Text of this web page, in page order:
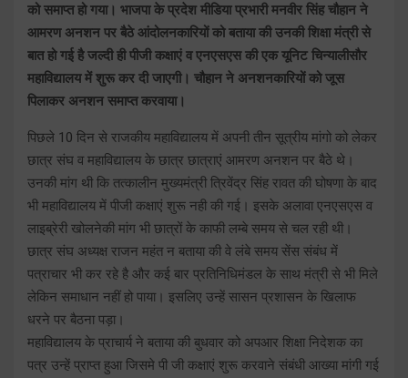
को समाप्त हो गया। भाजपा के प्रदेश मीडिया प्रभारी मनवीर सिंह चौहान ने
आमरण अनशन पर बैठे आंदोलनकारियों को बताया की उनकी शिक्षा मंत्री से
बात हो गई है जल्दी ही पीजी कक्षाएं व एनएसएस की एक यूनिट चिन्यालीसौर
महाविद्यालय में शुरू कर दी जाएगी। चौहान ने अनशनकारियों को जूस
पिलाकर अनशन समाप्त करवाया।
पिछले 10 दिन से राजकीय महाविद्यालय में अपनी तीन सूत्रीय मांगो को लेकर
छात्र संघ व महाविद्यालय के छात्र छात्राएं आमरण अनशन पर बैठे थे।
उनकी मांग थी कि तत्कालीन मुख्यमंत्री त्रिवेंद्र सिंह रावत की घोषणा के बाद
भी महाविद्यालय में पीजी कक्षाएं शुरू नही की गई। इसके अलावा एनएसएस व
लाइब्रेरी खोलनेकी मांग भी छात्रों के काफी लम्बे समय से चल रही थी।
छात्र संघ अध्यक्ष राजन महंत न बताया की वे लंबे समय सेंस संबंध में
पत्राचार भी कर रहे है और कई बार प्रतिनिधिमंडल के साथ मंत्री से भी मिले
लेकिन समाधान नहीं हो पाया। इसलिए उन्हें सासन प्रशासन के खिलाफ
धरने पर बैठना पड़ा।
महाविद्यालय के प्राचार्य ने बताया की बुधवार को अपआर शिक्षा निदेशक का
पत्र उन्हें प्राप्त हुआ जिसमे पी जी कक्षाएं शुरू करवाने संबंधी आख्या मांगी गई